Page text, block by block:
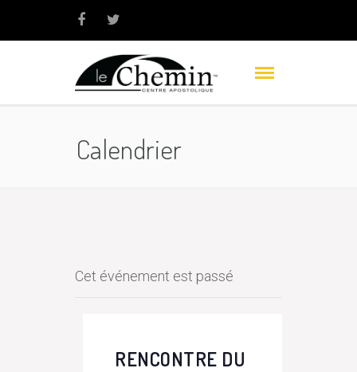
Calendrier
Cet événement est passé
RENCONTRE DU